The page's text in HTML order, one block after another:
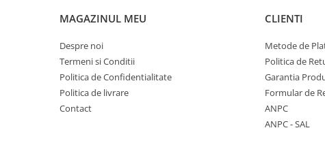
MAGAZINUL MEU
Despre noi
Termeni si Conditii
Politica de Confidentialitate
Politica de livrare
Contact
CLIENTI
Metode de
Politica de
Garantia
Formular de
ANPC
ANPC - SAL